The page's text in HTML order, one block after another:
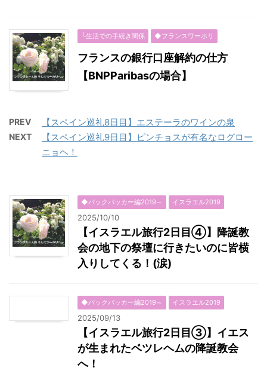
└生活での手続き関係 ◆フランスワーホリ
フランスの銀行口座解約の仕方
【BNPParibasの場合】
PREV 【スペイン巡礼8日目】エステーラのワインの泉
NEXT
【スペイン巡礼9日目】ピンチョスが有名なログロー
ニョヘ！
◆バックパッカー編2019～ イスラエル2019
2025/10/10
【イスラエル旅行2日目④】降誕教
会の地下の祭壇に行きたいのに皆横
入りしてくる！(涙)
◆バックパッカー編2019～ イスラエル2019
2025/09/13
【イスラエル旅行2日目③】イエス
が生まれたベツレヘムの降誕教会
へ！